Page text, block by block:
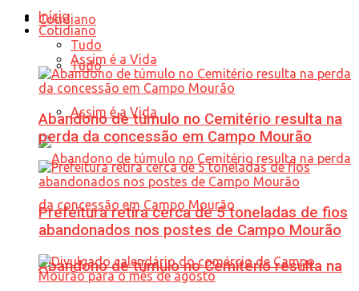
Cotidiano
Tudo
Assim é a Vida
Abandono de túmulo no Cemitério resulta na
Início
Cotidiano
Tudo
Assim é a Vida
Abandono de túmulo no Cemitério resulta na
perda da concessão em Campo Mourão
Prefeitura retira cerca de 5 toneladas de fios
abandonados nos postes de Campo Mourão